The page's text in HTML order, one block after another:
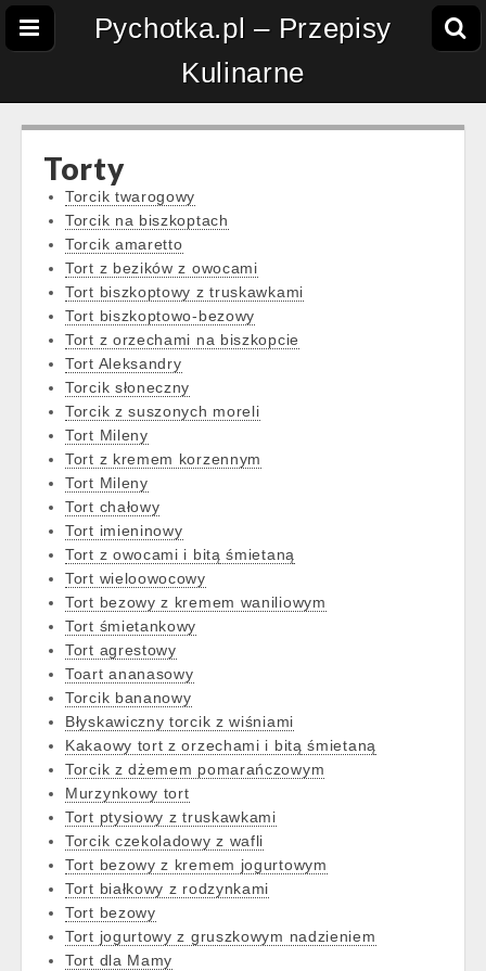
Pychotka.pl – Przepisy
Kulinarne
Torty
Torcik twarogowy
Torcik na biszkoptach
Torcik amaretto
Tort z bezików z owocami
Tort biszkoptowy z truskawkami
Tort biszkoptowo-bezowy
Tort z orzechami na biszkopcie
Tort Aleksandry
Torcik słoneczny
Torcik z suszonych moreli
Tort Mileny
Tort z kremem korzennym
Tort Mileny
Tort chałowy
Tort imieninowy
Tort z owocami i bitą śmietaną
Tort wieloowocowy
Tort bezowy z kremem waniliowym
Tort śmietankowy
Tort agrestowy
Toart ananasowy
Torcik bananowy
Błyskawiczny torcik z wiśniami
Kakaowy tort z orzechami i bitą śmietaną
Torcik z dżemem pomarańczowym
Murzynkowy tort
Tort ptysiowy z truskawkami
Torcik czekoladowy z wafli
Tort bezowy z kremem jogurtowym
Tort białkowy z rodzynkami
Tort bezowy
Tort jogurtowy z gruszkowym nadzieniem
Tort dla Mamy